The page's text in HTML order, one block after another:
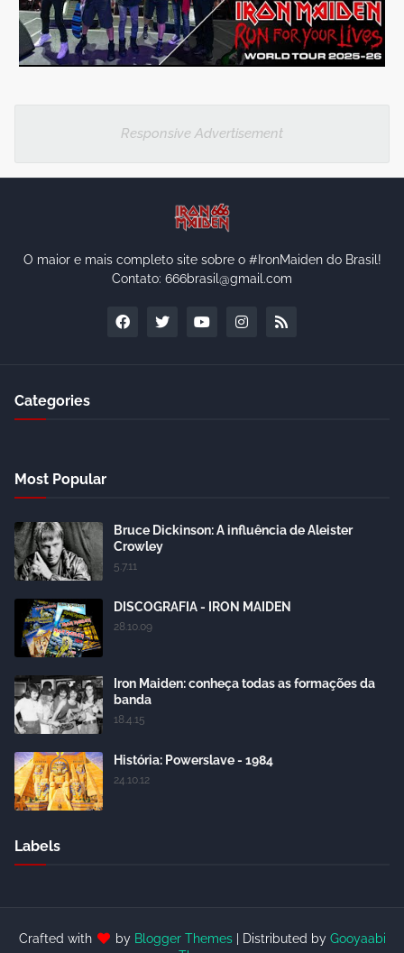
Responsive Advertisement
O maior e mais completo site sobre o #IronMaiden do Brasil!
Contato: 666brasil@gmail.com
Categories
Most Popular
Bruce Dickinson: A influência de Aleister
Crowley
5.7.11
DISCOGRAFIA - IRON MAIDEN
28.10.09
Iron Maiden: conheça todas as formações da
banda
18.4.15
História: Powerslave - 1984
24.10.12
Labels
Crafted with by Blogger Themes| Distributed by Gooyaabi